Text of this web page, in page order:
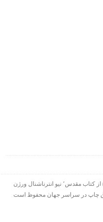
۱۹۹۸-۲۰۱۵ شرکت الحاقی هارت لایت. ورس آو ذ دی دات کام بخشی از هارت لایت نت ورک است. تمام نقل قولها ( مگر اینکه قید شده باشد) از کتاب مقدس٬ نیو انترناشنال ورژن